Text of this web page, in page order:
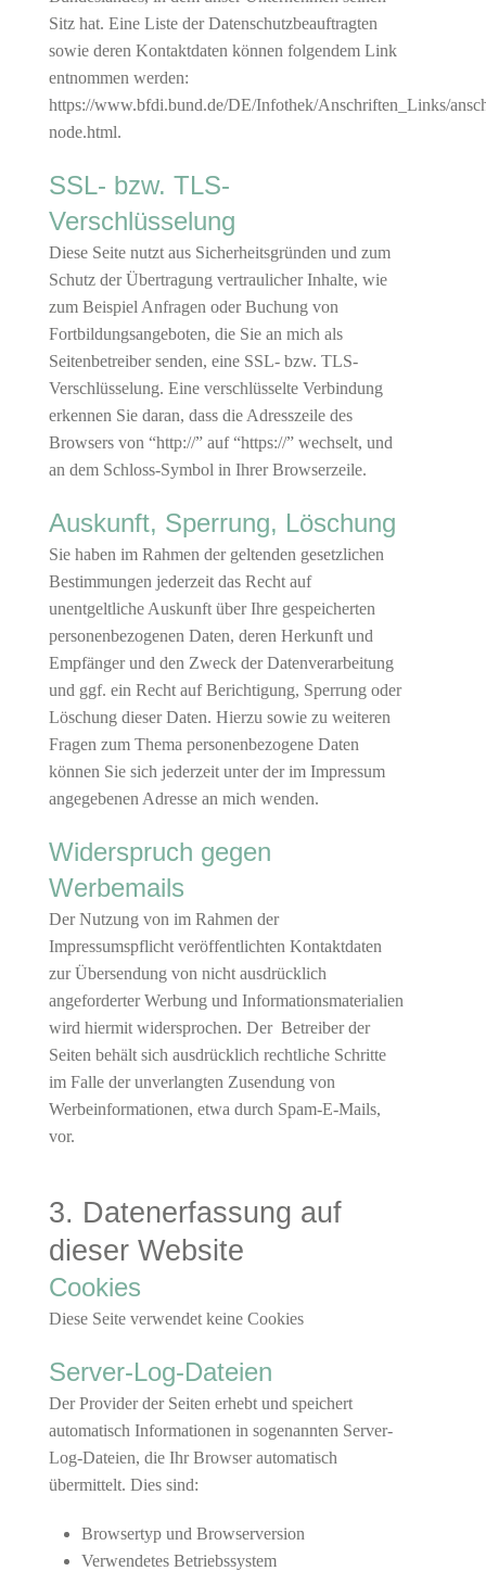
Sitz hat. Eine Liste der Datenschutzbeauftragten
sowie deren Kontaktdaten können folgendem Link
entnommen werden:
https://www.bfdi.bund.de/DE/Infothek/Anschriften_Links/
node.html.
SSL- bzw. TLS-
Verschlüsselung
Diese Seite nutzt aus Sicherheitsgründen und zum
Schutz der Übertragung vertraulicher Inhalte, wie
zum Beispiel Anfragen oder Buchung von
Fortbildungsangeboten, die Sie an mich als
Seitenbetreiber senden, eine SSL- bzw. TLS-
Verschlüsselung. Eine verschlüsselte Verbindung
erkennen Sie daran, dass die Adresszeile des
Browsers von “http://” auf “https://” wechselt, und
an dem Schloss-Symbol in Ihrer Browserzeile.
Auskunft, Sperrung, Löschung
Sie haben im Rahmen der geltenden gesetzlichen
Bestimmungen jederzeit das Recht auf
unentgeltliche Auskunft über Ihre gespeicherten
personenbezogenen Daten, deren Herkunft und
Empfänger und den Zweck der Datenverarbeitung
und ggf. ein Recht auf Berichtigung, Sperrung oder
Löschung dieser Daten. Hierzu sowie zu weiteren
Fragen zum Thema personenbezogene Daten
können Sie sich jederzeit unter der im Impressum
angegebenen Adresse an mich wenden.
Widerspruch gegen
Werbemails
Der Nutzung von im Rahmen der
Impressumspflicht veröffentlichten Kontaktdaten
zur Übersendung von nicht ausdrücklich
angeforderter Werbung und Informationsmaterialien
wird hiermit widersprochen. Der Betreiber der
Seiten behält sich ausdrücklich rechtliche Schritte
im Falle der unverlangten Zusendung von
Werbeinformationen, etwa durch Spam-E-Mails,
vor.
3. Datenerfassung auf
dieser Website
Cookies
Diese Seite verwendet keine Cookies
Server-Log-Dateien
Der Provider der Seiten erhebt und speichert
automatisch Informationen in sogenannten Server-
Log-Dateien, die Ihr Browser automatisch
übermittelt. Dies sind:
Browsertyp und Browserversion
Verwendetes Betriebssystem